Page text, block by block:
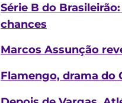
Série B do
chances
Marcos Assunção
Flamengo, drama do